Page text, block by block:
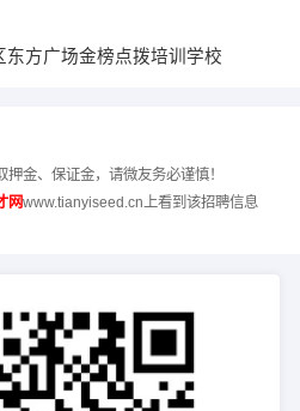
东方广场金榜点拨培训学校
金、保证金，请微友务必谨慎！
网www.tianyiseed.cn上看到该招聘信息